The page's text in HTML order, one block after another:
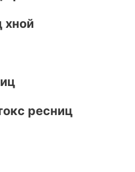
хной
ресниц